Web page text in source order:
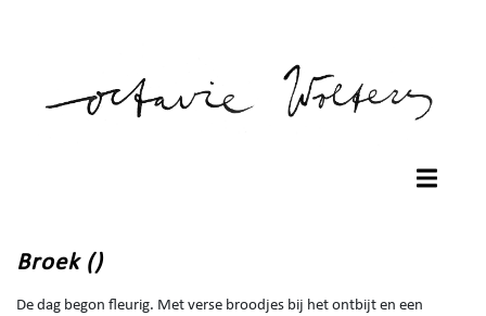
Broek ()
De dag begon fleurig. Met verse broodjes bij het ontbijt en een